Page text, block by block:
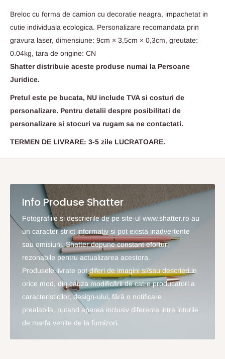
Breloc cu forma de camion cu decoratie neagra, impachetat in
cutie individuala ecologica. Personalizare recomandata prin
gravura laser, dimensiune: 9cm × 3,5cm × 0,3cm, greutate:
0.04kg, tara de origine: CN
Shatter distribuie aceste produse numai la Persoane
Juridice.
Pretul este pe bucata, NU include TVA si costuri de
personalizare. Pentru detalii despre posibilitati de
personalizare si stocuri va rugam sa ne contactati.
TERMEN DE LIVRARE: 3-5 zile LUCRATOARE.
Info Produse Shatter
Fotografiile si descrierile de pe site-ul www.shatter.ro au
un caracter strict informativ si pot exista inadvertente
sau omisiuni. Shatter depune constant eforturi
rezonabile pentru actualizarea acestora.
Produsele livrate pot diferi de imagini si/sau descrieri in
orice mod, din cauza modificării de catre producatori a
caracteristicilor, design-ului, fără o notificare
prealabila, putand aparea inclusiv diferente intre loturile
de marfa venite de la furnizori.